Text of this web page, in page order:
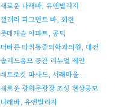
새로운 나래바, 유엔빌리지
갤러리 피그먼트 바, 회현
롯데캐슬 아파트, 공덕
더바른 마취통증의학과의원, 대전
솔리드옴므 공간 리뉴얼 제안
레트로킷 파사드, 서래마을
새로운 광화문광장 조성 현상공모
나래바, 유엔빌리지